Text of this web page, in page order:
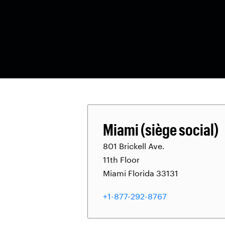
Miami (siège social)
801 Brickell Ave.
11th Floor
Miami Florida 33131
+1-877-292-8767